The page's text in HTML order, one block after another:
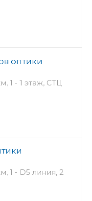
оптики
1 - 1 этаж, СТЦ
1 - D5 линия, 2